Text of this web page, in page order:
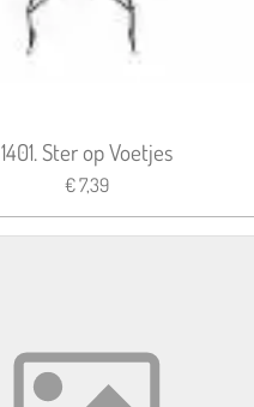
1401. Ster op Voetjes
€ 7,39